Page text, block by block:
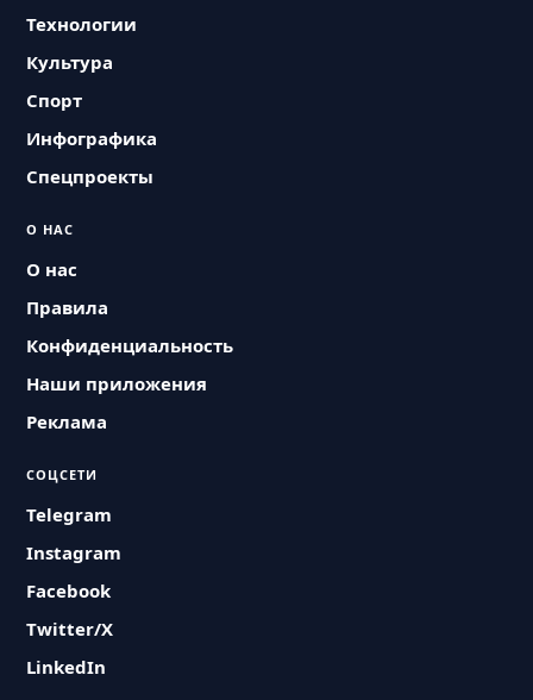
Технологии
Культура
Спорт
Инфографика
Спецпроекты
О НАС
О нас
Правила
Конфиденциальность
Наши приложения
Реклама
СОЦСЕТИ
Telegram
Instagram
Facebook
Twitter/X
LinkedIn